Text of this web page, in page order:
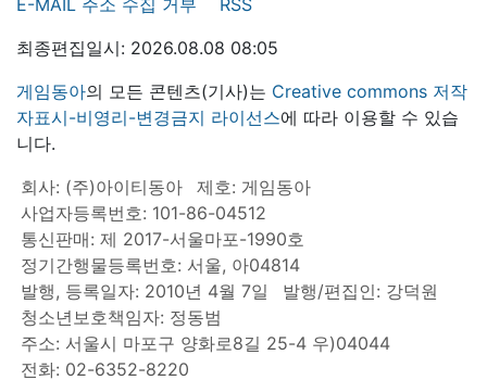
최종편집일시: 2026.08.08 08:05
게임동아의 모든 콘텐츠(기사)는 Creative commons 저작
자표시-비영리-변경금지 라이선스에 따라 이용할 수 있습
니다.
회사: (주)아이티동아
제호: 게임동아
사업자등록번호: 101-86-04512
통신판매: 제 2017-서울마포-1990호
정기간행물등록번호: 서울, 아04814
발행, 등록일자: 2010년 4월 7일
발행/편집인: 강덕원
청소년보호책임자: 정동범
주소: 서울시 마포구 양화로8길 25-4 우)04044
전화: 02-6352-8220